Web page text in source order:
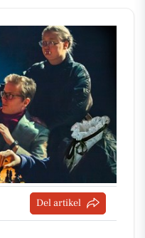
Del artikel